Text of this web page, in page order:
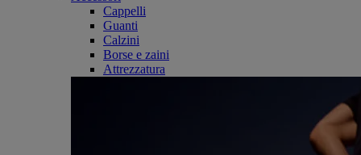
Cappelli
Guanti
Calzini
Borse e zaini
Attrezzatura